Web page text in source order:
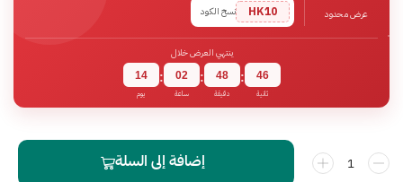
عرض محدود
HK10
نسخ الكود
ينتهي العرض خلال
14
يوم
: 02
ساعة
: 48
دقيقة
: 46
ثانية
إضافة إلى السلة